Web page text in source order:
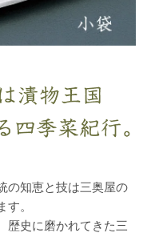
の知恵と技は三奥屋の
。
歴史に磨かれてきた三